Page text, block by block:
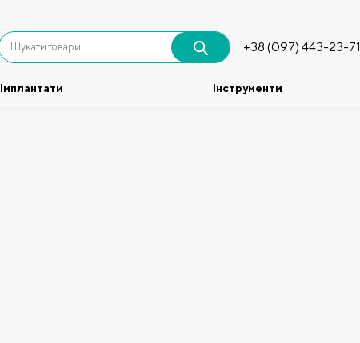
+38 (097) 443-23-71
Імплантати Інструменти